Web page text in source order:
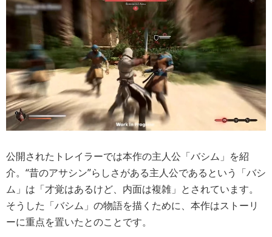
公開されたトレイラーでは本作の主人公「バシム」を紹
介。“昔のアサシン”らしさがある主人公であるという「バシ
ム」は「才覚はあるけど、内面は複雑」とされています。
そうした「バシム」の物語を描くために、本作はストーリ
ーに重点を置いたとのことです。